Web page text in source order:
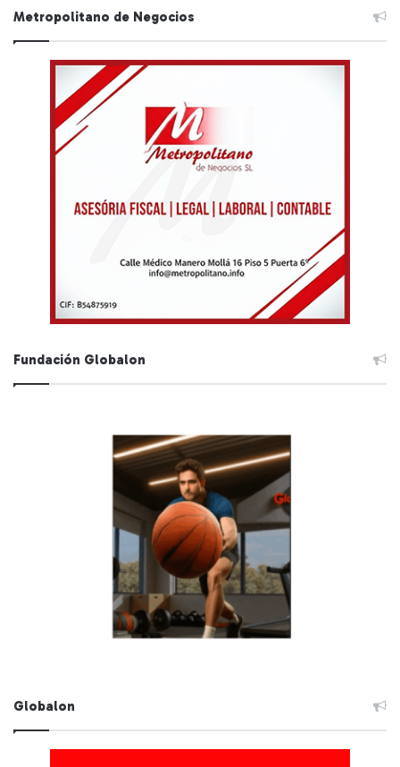
Metropolitano de Negocios
Fundación Globalon
Globalon